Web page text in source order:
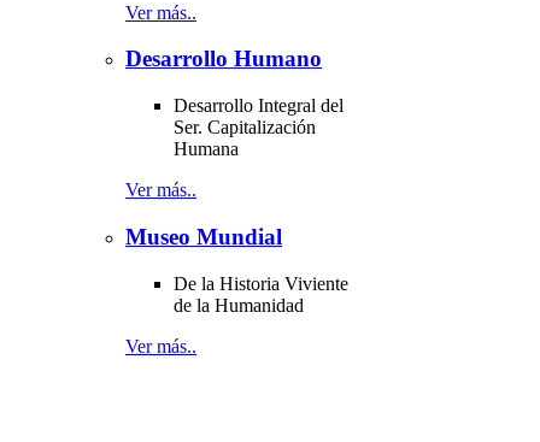
Ver más..
Desarrollo Humano
Desarrollo Integral del
Ser. Capitalización
Humana
Ver más..
Museo Mundial
De la Historia Viviente
de la Humanidad
Ver más..